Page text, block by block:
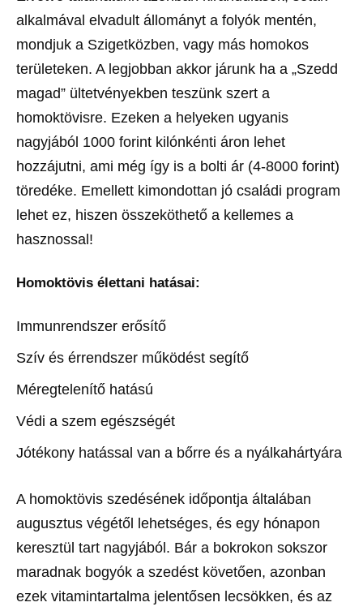
alkalmával elvadult állományt a folyók mentén,
mondjuk a Szigetközben, vagy más homokos
területeken. A legjobban akkor járunk ha a „Szedd
magad” ültetvényekben teszünk szert a
homoktövisre. Ezeken a helyeken ugyanis
nagyjából 1000 forint kilónkénti áron lehet
hozzájutni, ami még így is a bolti ár (4-8000 forint)
töredéke. Emellett kimondottan jó családi program
lehet ez, hiszen összeköthető a kellemes a
hasznossal!
Homoktövis élettani hatásai:
Immunrendszer erősítő
Szív és érrendszer működést segítő
Méregtelenítő hatású
Védi a szem egészségét
Jótékony hatással van a bőrre és a nyálkahártyára
A homoktövis szedésének időpontja általában
augusztus végétől lehetséges, és egy hónapon
keresztül tart nagyjából. Bár a bokrokon sokszor
maradnak bogyók a szedést követően, azonban
ezek vitamintartalma jelentősen lecsökken, és az